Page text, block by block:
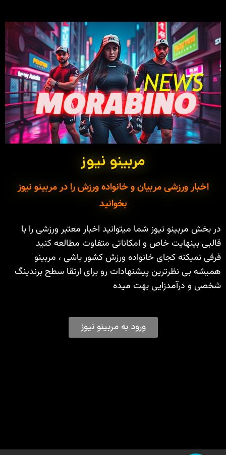
مربینو نیوز
اخبار ورزشی مربیان و خانواده ورزش را در مربینو نیوز
بخوانید
در بخش مربینو نیوز شما میتوانید اخبار معتبر ورزشی را با
قالبی بینهایت خاص و امکاناتی متفاوت مطالعه کنید
فرقی نمیکنه کجای خانواده ورزش کشور باشی ، مربینو
همیشه بی نظرترین پیشنهادات رو برای ارتقا سطح برندینگ
شخصی و درآمدزایی بهت میده
ورود به مربینو نیوز